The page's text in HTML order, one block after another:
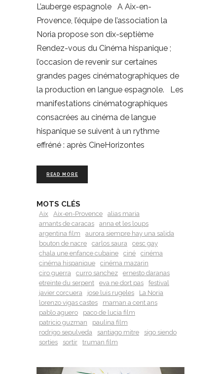
L’auberge espagnole A Aix-en-
Provence, l’équipe de l’association la
Noria propose son dix-septième
Rendez-vous du Cinéma hispanique ;
l’occasion de revenir sur certaines
grandes pages cinématographiques de
la production en langue espagnole. Les
manifestations cinématographiques
consacrées au cinéma de langue
hispanique se suivent à un rythme
effréné : après CineHorizontes
READ MORE
MOTS CLÉS
Aix Aix-en-Provence
alias maria
amants de caracas
anna et les loups
argentina film
aurora siempre hay una salida
bouton de nacre
carlos saura
cesc gay
chala une enfance cubaine
ciné
cinéma
cinéma hispanique
cinéma mazarin
ciro guerra
curro sanchez
ernesto daranas
etreinte du serpent
eva ne dort pas
festival
javier corcuera
jose luis rugeles
La Noria
lorenzo vigas castes
maman a cent ans
pablo aguero
paco de lucia film
patricio guzman
paulina film
rodrigo sepulveda
santiago mitre
sigo siendo
sorties
sortir truman film